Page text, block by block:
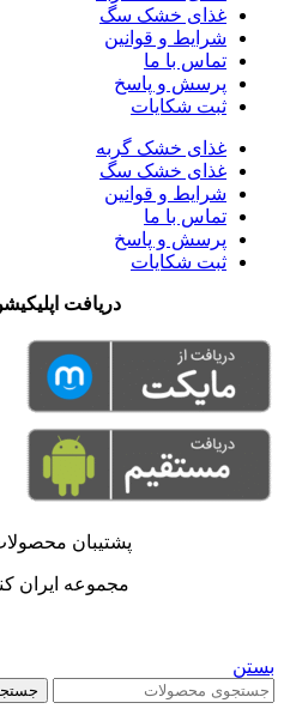
غذای خشک سگ
شرایط و قوانین
تماس با ما
پرسش و پاسخ
ثبت شکایات
غذای خشک گربه
غذای خشک سگ
شرایط و قوانین
تماس با ما
پرسش و پاسخ
ثبت شکایات
دریافت
پشتیبان
مجموعه ایران
بستن